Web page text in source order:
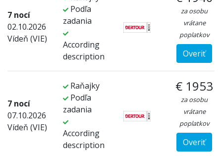
7 nocí
02.10.2026
Vídeň (VIE)
Podľa
zadania
According
description
za osobu
vrátane
poplatkov
Overiť
7 nocí
07.10.2026
Vídeň (VIE)
Raňajky
Podľa
zadania
According
description
€ 1953
za osobu
vrátane
poplatkov
Overiť